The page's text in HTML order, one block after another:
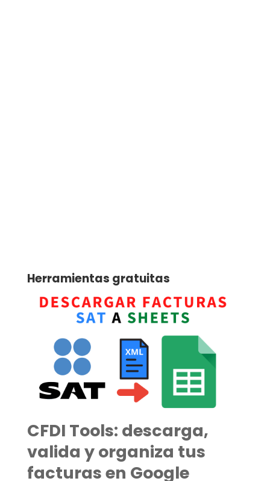
Herramientas gratuitas
CFDI Tools: descarga,
valida y organiza tus
facturas en Google